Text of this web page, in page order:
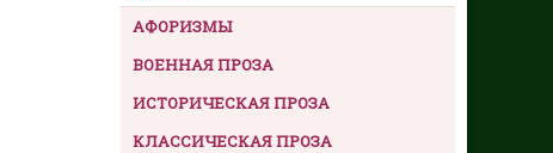
АФОРИЗМЫ
ВОЕННАЯ ПРОЗА
ИСТОРИЧЕСКАЯ ПРОЗА
КЛАССИЧЕСКАЯ ПРОЗА